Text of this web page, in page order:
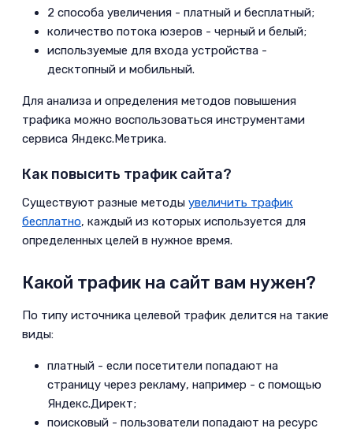
5
Пишите статьи в раскрученных
блогах и СМИ
5.1
Сайты-агрегаторы и
Яндекс.Дзен
5.2
Приглашение других в свой
5.3
Интересуйтесь мнением
лидеров отрасли
6
Возвращайте трафик:
6.1
Создайте комьюнити в соц
сетях
беседе
6.3
Использование e-mail
маркетинга все еще актуально
2 способа увеличения - платный и бесплатный;
количество потока юзеров - черный и белый;
используемые для входа устройства -
десктопный и мобильный.
Для анализа и определения методов повышения
трафика можно воспользоваться инструментами
сервиса Яндекс.Метрика.
Как повысить трафик сайта?
­Существуют разные методы увеличить трафик
бесплатно, каждый из которых используется для
определенных целей в нужное время.
Какой трафик на сайт вам нужен?
­По типу источника целевой трафик делится на такие
виды:
платный - если посетители попадают на
страницу через рекламу, например - с помощью
Яндекс.Директ;
поисковый - пользователи попадают на ресурс